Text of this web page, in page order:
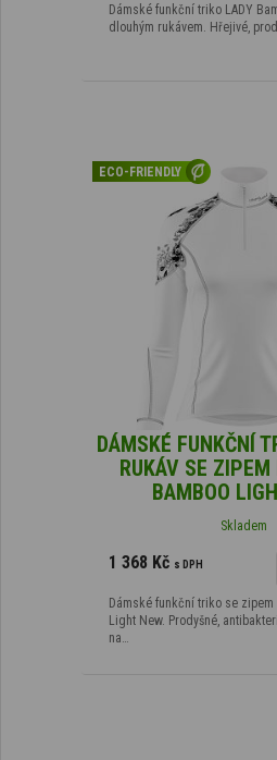
Dámské funkční triko LADY
dlouhým rukávem. Hřejivé,
ECO-FRIENDLY
DÁMSKÉ FUNKČNÍ
RUKÁV SE
BAMBOO
Skladem
1 368 Kč s DPH
Dámské funkční triko se zipem
Light New. Prodyšné,
na…